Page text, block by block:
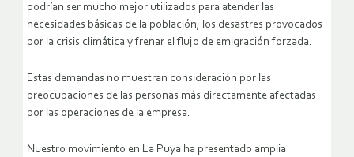
podrían ser mucho mejor utilizados para atender las
necesidades básicas de la población, los desastres provocados
por la crisis climática y frenar el flujo de emigración forzada.
Estas demandas no muestran consideración por las
preocupaciones de las personas más directamente afectadas
por las operaciones de la empresa.
Nuestro movimiento en La Puya ha presentado amplia